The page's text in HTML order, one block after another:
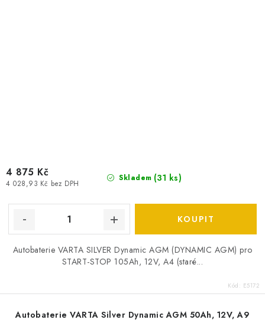
Skladem (31 ks)
4 028,93 Kč bez DPH
4 875 Kč
Autobaterie VARTA SILVER Dynamic AGM (DYNAMIC AGM) pro
START-STOP 105Ah, 12V, A4 (staré...
Kód: E5172
Autobaterie VARTA Silver Dynamic AGM 50Ah, 12V, A9